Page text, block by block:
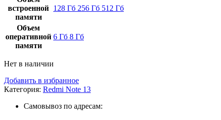
встроенной
памяти
128 Гб 256 Гб 512 Гб
Объем
оперативной
памяти
6 Гб 8 Гб
Нет в наличии
Добавить в избранное
Категория: Redmi Note 13
Самовывоз по адресам: